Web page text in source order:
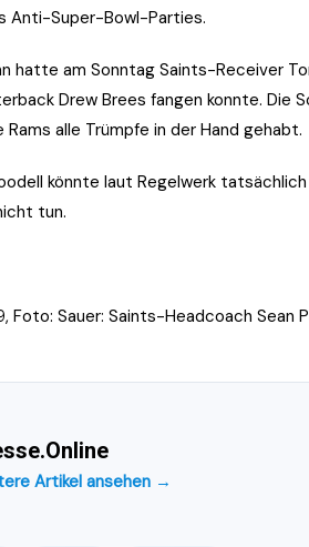
Anti-Super-Bowl-Parties.
hatte am Sonntag Saints-Receiver
Drew Brees fangen konnte.
alle Trümpfe in der Hand gehabt.
könnte laut Regelwerk
tun.
Foto: Sauer: Saints-Headcoach Sean
Artikel ansehen →